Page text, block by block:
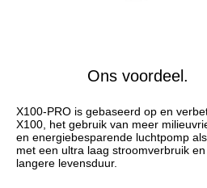
Ons voordeel.
X100-PRO is gebaseerd op en
X100, het gebruik van meer
en energiebesparende luchtpomp
met een ultra laag stroomverbruik
langere levensduur.